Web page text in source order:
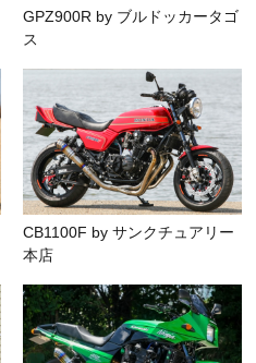
GPZ900R by ブルドッカータゴ
ス
CB1100F by サンクチュアリー
本店